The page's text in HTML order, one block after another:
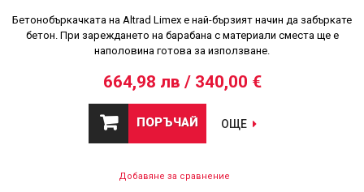
Бeтонобъркачката на Altrad Limex е най-бързият начин да забъркате
бетон. При зареждането на барабана с материали сместа ще е
наполовина готова за използване.
664,98 лв / 340,00 €
ПОРЪЧАЙ ОЩЕ
Добавяне за сравнение